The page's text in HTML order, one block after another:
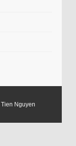
Tien Nguyen